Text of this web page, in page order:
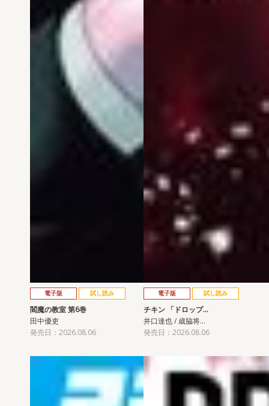
電子版 試し読み
閻魔の教室 第6巻
田中優吏
発売日：2026.08.06
電子版 試し読み
チキン 「ドロップ…
井口達也 / 歳脇将…
発売日：2026.08.06